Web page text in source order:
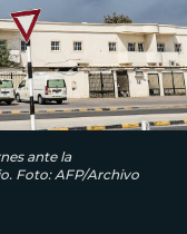
ante la
Foto: AFP/Archivo